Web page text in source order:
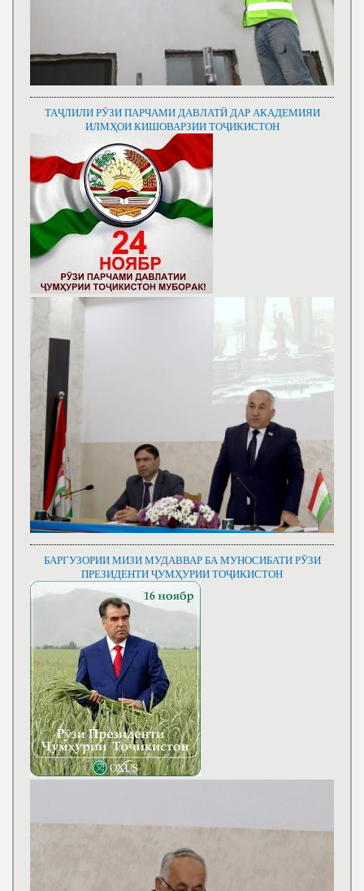
ТАҶЛИЛИ РӮЗИ ПАРЧАМИ ДАВЛАТӢ ДАР АКАДЕМИЯИ
ИЛМҲОИ КИШОВАРЗИИ ТОҶИКИСТОН
БАРГУЗОРИИ МИЗИ МУДАВВАР БА МУНОСИБАТИ РӮЗИ
ПРЕЗИДЕНТИ ҶУМҲУРИИ ТОҶИКИСТОН